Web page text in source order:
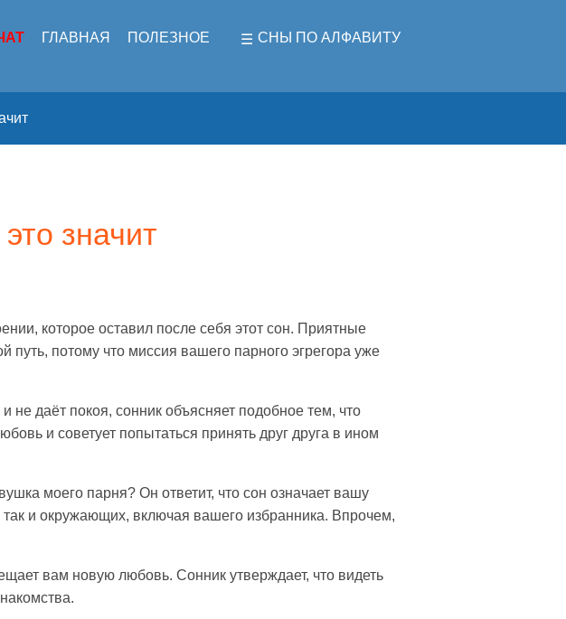
ГЛАВНАЯ ПОЛЕЗНОЕ СНЫ ПО АЛФАВИТУ
значит
которое оставил после себя этот сон. Приятные
потому что миссия вашего парного эгрегора уже
даёт покоя, сонник объясняет подобное тем, что
и советует попытаться принять друг друга в ином
моего парня? Он ответит, что сон означает вашу
и окружающих, включая вашего избранника. Впрочем,
вам новую любовь. Сонник утверждает, что видеть